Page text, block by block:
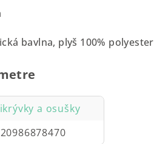
bavlna, plyš 100% polyester
a osušky